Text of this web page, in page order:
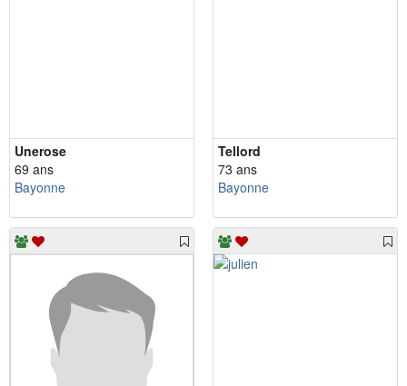
Unerose
69 ans
Bayonne
Tellord
73 ans
Bayonne